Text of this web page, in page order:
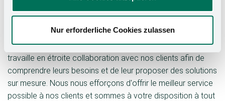
Nur erforderliche Cookies zulassen
afin de garantir un traitement sans faille.
Notre équipe de techniciens et d'ingénieurs expérimentés
travaille en étroite collaboration avec nos clients afin de
comprendre leurs besoins et de leur proposer des solutions
sur mesure. Nous nous efforçons d'offrir le meilleur service
possible à nos clients et sommes à votre disposition à tout